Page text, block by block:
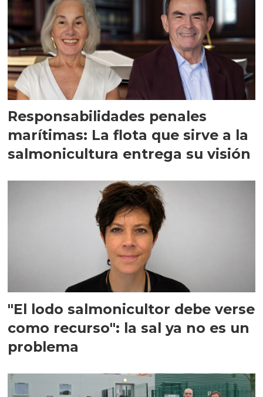
Responsabilidades penales
marítimas: La flota que sirve a la
salmonicultura entrega su visión
"El lodo salmonicultor debe verse
como recurso": la sal ya no es un
problema